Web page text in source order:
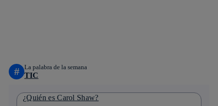
# La palabra de la semana
TIC
¿Quién es Carol Shaw?